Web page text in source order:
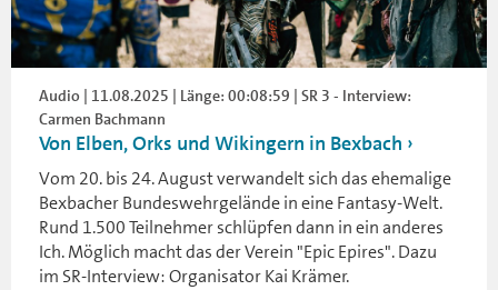
Audio | 11.08.2025 | Länge: 00:08:59 | SR 3 - Interview:
Carmen Bachmann
Von Elben, Orks und Wikingern in Bexbach
Vom 20. bis 24. August verwandelt sich das ehemalige
Bexbacher Bundeswehrgelände in eine Fantasy-Welt.
Rund 1.500 Teilnehmer schlüpfen dann in ein anderes
Ich. Möglich macht das der Verein "Epic Epires". Dazu
im SR-Interview: Organisator Kai Krämer.